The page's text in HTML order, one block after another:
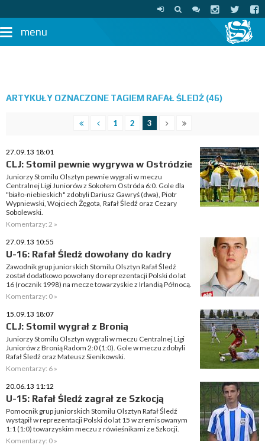
menu
ARTYKUŁY OZNACZONE TAGIEM RAFAŁ ŚLEDŹ (46)
1 2 3
27.09.13 18:01
CLJ: Stomil pewnie wygrywa w Ostródzie
Juniorzy Stomilu Olsztyn pewnie wygrali w meczu
Centralnej Ligi Juniorów z Sokołem Ostróda 6:0. Gole dla
"biało-niebieskich" zdobyli Dariusz Gawryś (dwa), Piotr
Wypniewski, Wojciech Żęgota, Rafał Śledź oraz Cezary
Sobolewski.
Komentarzy: 2 »
27.09.13 10:55
U-16: Rafał Śledź dowołany do kadry
Zawodnik grup juniorskich Stomilu Olsztyn Rafał Śledź
został dodatkowo powołany do reprezentacji Polski do lat
16 (rocznik 1998) na mecze towarzyskie z Irlandią Północą.
Komentarzy: 0 »
15.09.13 18:07
CLJ: Stomil wygrał z Bronią
Juniorzy Stomilu Olsztyn wygrali w meczu Centralnej Ligi
Juniorów z Bronią Radom 2:0 (1:0). Gole w meczu zdobyli
Rafał Śledź oraz Mateusz Sienikowski.
Komentarzy: 6 »
20.06.13 11:12
U-15: Rafał Śledź zagrał ze Szkocją
Pomocnik grup juniorskich Stomilu Olsztyn Rafał Śledź
wystąpił w reprezentacji Polski do lat 15 w zremisowanym
1:1 (1:0) towarzyskim meczu z rówieśnikami ze Szkocji.
Komentarzy: 0 »